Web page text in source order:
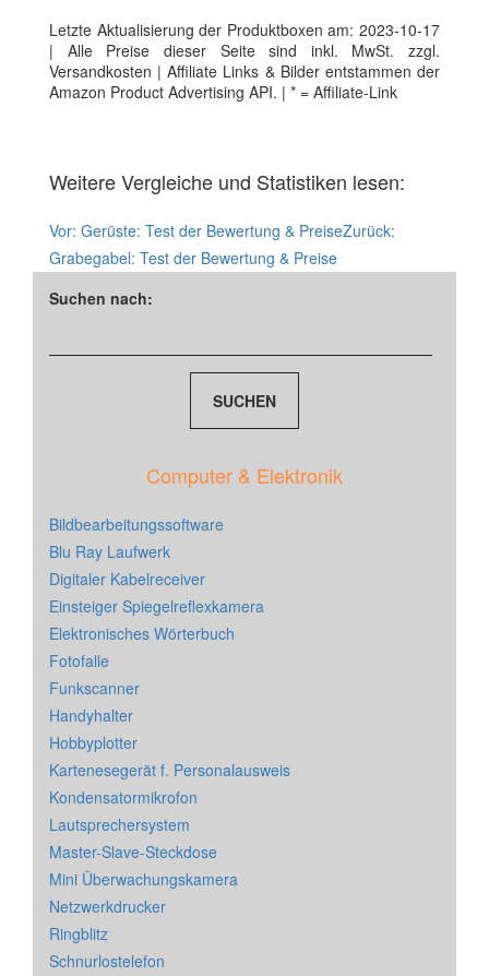
Letzte Aktualisierung der Produktboxen am: 2023-10-17
| Alle Preise dieser Seite sind inkl. MwSt. zzgl.
Versandkosten | Affiliate Links & Bilder entstammen der
Amazon Product Advertising API. | * = Affiliate-Link
Weitere Vergleiche und Statistiken lesen:
Vor: Gerüste: Test der Bewertung & PreiseZurück:
Grabegabel: Test der Bewertung & Preise
Suchen nach:
Computer & Elektronik
Bildbearbeitungssoftware
Blu Ray Laufwerk
Digitaler Kabelreceiver
Einsteiger Spiegelreflexkamera
Elektronisches Wörterbuch
Fotofalle
Funkscanner
Handyhalter
Hobbyplotter
Kartenesegerät f. Personalausweis
Kondensatormikrofon
Lautsprechersystem
Master-Slave-Steckdose
Mini Überwachungskamera
Netzwerkdrucker
Ringblitz
Schnurlostelefon